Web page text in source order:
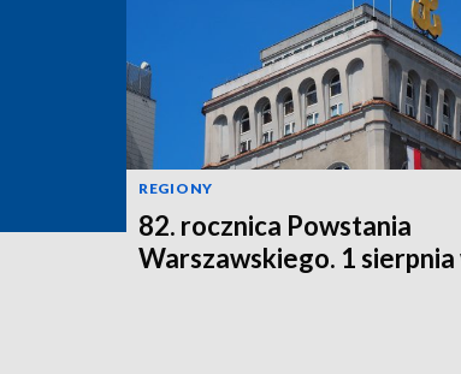
REGIONY
82. rocznica Powstania
Warszawskiego. 1